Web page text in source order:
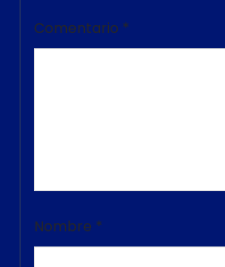
Comentario *
Nombre *